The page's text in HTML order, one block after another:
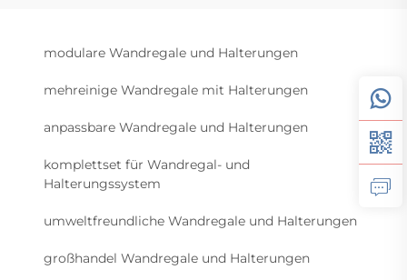
modulare Wandregale und Halterungen
mehreinige Wandregale mit Halterungen
anpassbare Wandregale und Halterungen
komplettset für Wandregal- und
Halterungssystem
umweltfreundliche Wandregale und Halterungen
großhandel Wandregale und Halterungen